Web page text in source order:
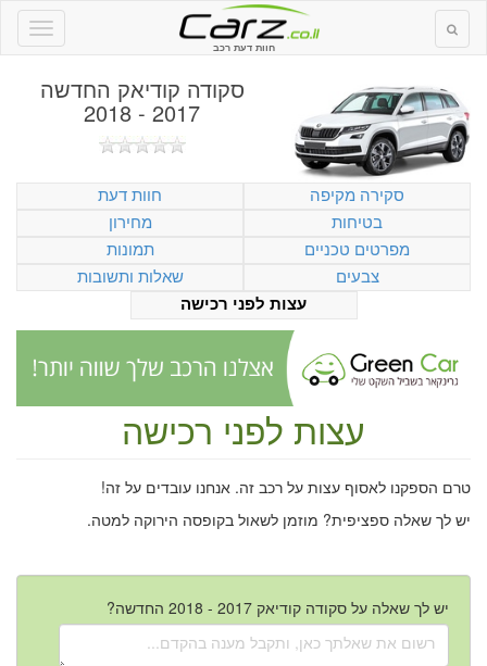
חוות דעת רכב
סקודה קודיאק החדשה
2017 - 2018
סקירה מקיפה
חוות דעת
בטיחות
מחירון
מפרטים טכניים
תמונות
צבעים
שאלות ותשובות
עצות לפני רכישה
עצות לפני רכישה
טרם הספקנו לאסוף עצות על רכב זה. אנחנו עובדים על זה!
יש לך שאלה ספציפית? מוזמן לשאול בקופסה הירוקה למטה.
יש לך שאלה על סקודה קודיאק 2017 - 2018 החדשה?